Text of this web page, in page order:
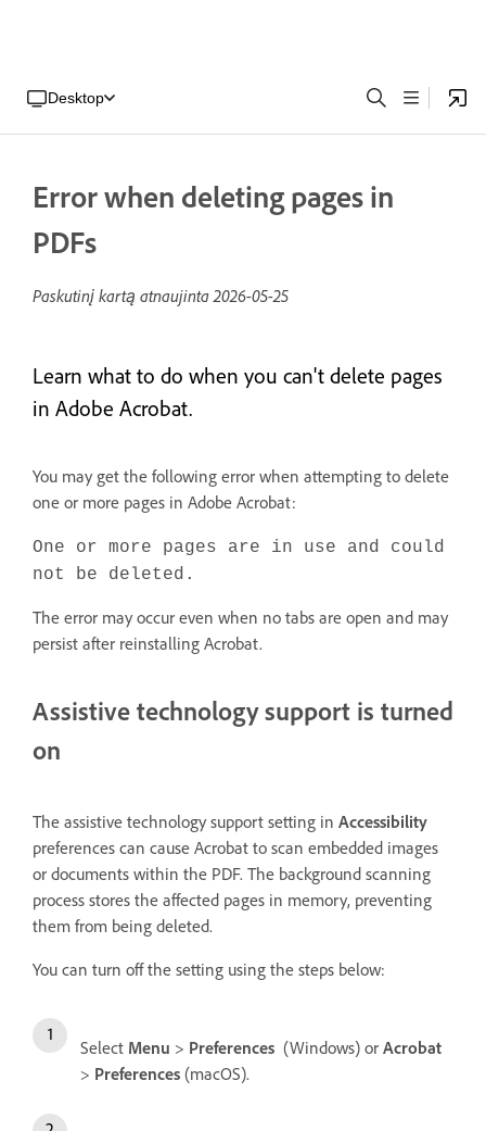
Desktop
Error when deleting pages in
PDFs
Paskutinį kartą atnaujinta2026-05-25
Learn what to do when you can't delete pages
in Adobe Acrobat.
You may get the following error when attempting to delete
one or more pages in Adobe Acrobat:
One or more pages are in use and could
not be deleted.
The error may occur even when no tabs are open and may
persist after reinstalling Acrobat.
Assistive technology support is turned
on
The assistive technology support setting in Accessibility
preferences can cause Acrobat to scan embedded images
or documents within the PDF. The background scanning
process stores the affected pages in memory, preventing
them from being deleted.
You can turn off the setting using the steps below:
Select Menu > Preferences (Windows) or Acrobat
> Preferences (macOS).